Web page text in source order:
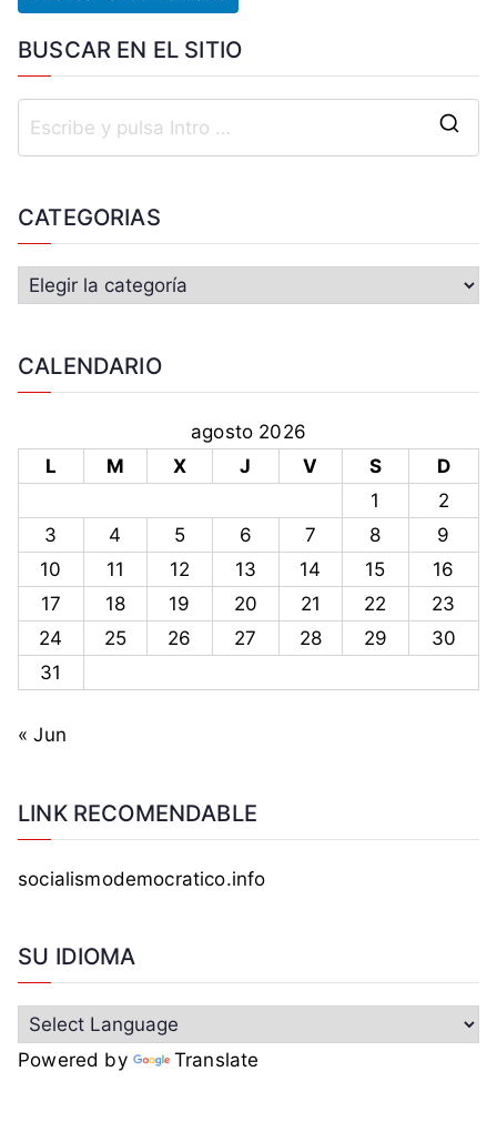
o
r
e
s
BUSCAR EN EL SITIO
CATEGORIAS
CALENDARIO
agosto 2026
L
M X J V S
D
1
2
3
4 5 6 7 8
9
10
11 12 13 14 15
16
17
18 19 20 21 22
23
24
25 26 27 28 29
30
31
« Jun
LINK RECOMENDABLE
socialismodemocratico.info
SU IDIOMA
Powered by Translate